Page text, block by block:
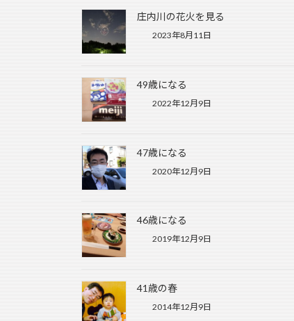
庄内川の花火を見る
2023年8月11日
49歳になる
2022年12月9日
47歳になる
2020年12月9日
46歳になる
2019年12月9日
41歳の春
2014年12月9日